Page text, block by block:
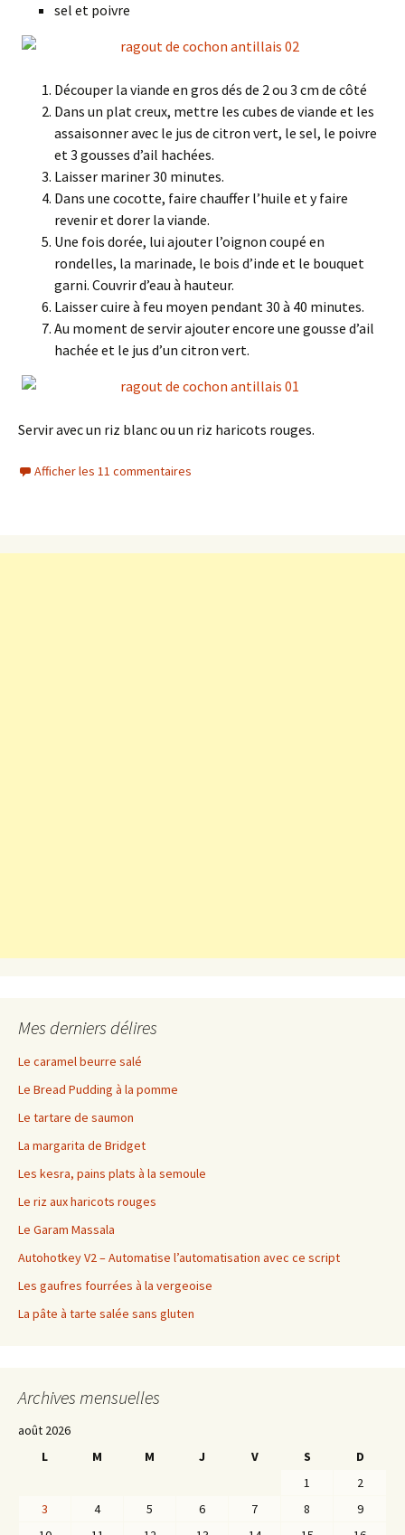
sel et poivre
Découper la viande en gros dés de 2 ou 3 cm de côté
Dans un plat creux, mettre les cubes de viande et les
assaisonner avec le jus de citron vert, le sel, le poivre
et 3 gousses d’ail hachées.
Laisser mariner 30 minutes.
Dans une cocotte, faire chauffer l’huile et y faire
revenir et dorer la viande.
Une fois dorée, lui ajouter l’oignon coupé en
rondelles, la marinade, le bois d’inde et le bouquet
garni. Couvrir d’eau à hauteur.
Laisser cuire à feu moyen pendant 30 à 40 minutes.
Au moment de servir ajouter encore une gousse d’ail
hachée et le jus d’un citron vert.
Servir avec un riz blanc ou un riz haricots rouges.
Afficher les 11 commentaires
Mes derniers délires
Le caramel beurre salé
Le Bread Pudding à la pomme
Le tartare de saumon
La margarita de Bridget
Les kesra, pains plats à la semoule
Le riz aux haricots rouges
Le Garam Massala
Autohotkey V2 – Automatise l’automatisation avec ce script
Les gaufres fourrées à la vergeoise
La pâte à tarte salée sans gluten
Archives mensuelles
août 2026
L
M M J V S
D
1
2
3
4 5 6 7 8
9